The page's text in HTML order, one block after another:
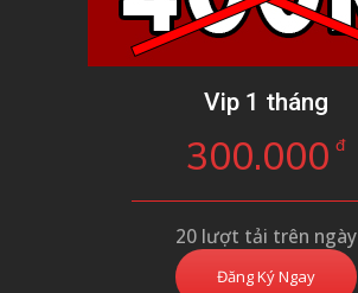
Vip 1 tháng
300.000 đ
20 lượt tải trên ngày
Đăng Ký Ngay